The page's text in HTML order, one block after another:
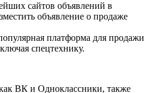
сайтов объявлений в
объявление о продаже
платформа для продажи
спецтехнику.
ВК и Одноклассники, также